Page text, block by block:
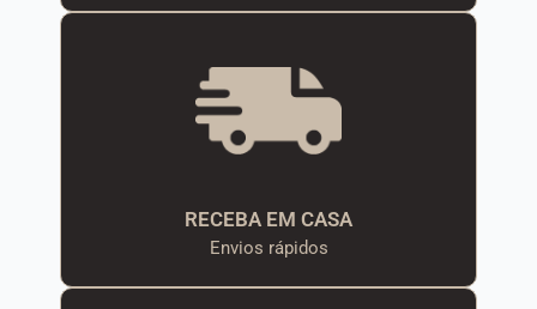
RECEBA EM CASA
Envios rápidos